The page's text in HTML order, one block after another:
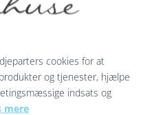
er til
21/6.
129,00 kr.
cookies for at
og tjenester, hjælpe
indsats og
mere